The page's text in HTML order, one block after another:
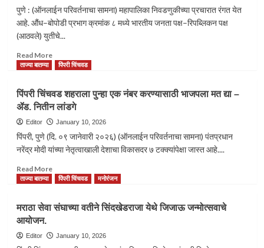
”श्रेया
बुगडे”
यांच्या
उपस्थितीत
टेकडीच्या
पायथ्याशी
जागर….
पुणे : (ऑनलाईन परिवर्तनाचा सामना) महापालिका निवडणुकीच्या प्रचारात रंगत येत
आहे. औंध–बोपोडी प्रभाग क्रमांक ८ मध्ये भारतीय जनता पक्ष–रिपब्लिकन पक्ष
(आठवले) युतीचे...
Read MoreRead
more
लक्षात
घेऊनच कस्तुरबा
आणि
आंबेडकर
वसाहतीचा
विकास
–
ताज्या बातम्या पिंपरी चिंचवड
पिंपरी चिंचवड शहराला पुन्हा एक नंबर करण्यासाठी भाजपला मत द्या –
ॲड. नितीन लांडगे
Editor January 10, 2026
पिंपरी, पुणे (दि. ०९ जानेवारी २०२६) (ऑनलाईन परिवर्तनाचा सामना) पंतप्रधान
नरेंद्र मोदी यांच्या नेतृत्वाखाली देशाचा विकासदर ७ टक्क्यांपेक्षा जास्त आहे....
Read MoreRead
more
पिंपरी
चिंचवड
पुन्हा
ताज्या बातम्या पिंपरी चिंचवड मनोरंजन
मराठा सेवा संघाच्या वतीने सिंदखेडराजा येथे जिजाऊ जन्मोत्सवाचे
आयोजन.
Editor January 10, 2026